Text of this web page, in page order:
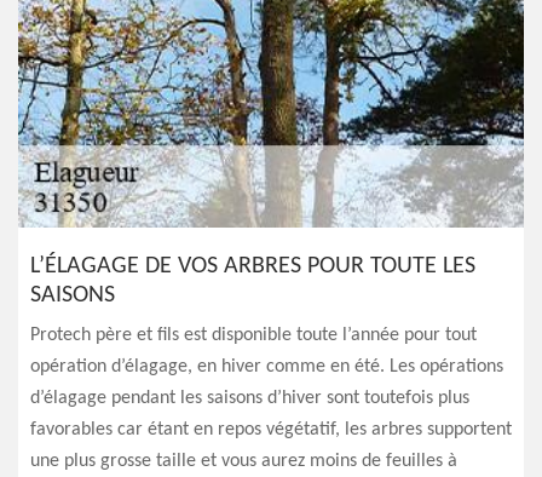
L’ÉLAGAGE DE VOS ARBRES POUR TOUTE LES
SAISONS
Protech père et fils est disponible toute l’année pour tout
opération d’élagage, en hiver comme en été. Les opérations
d’élagage pendant les saisons d’hiver sont toutefois plus
favorables car étant en repos végétatif, les arbres supportent
une plus grosse taille et vous aurez moins de feuilles à